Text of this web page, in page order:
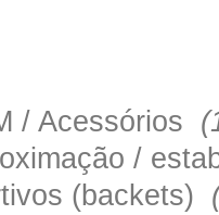
/ Acessórios
/
(backets)